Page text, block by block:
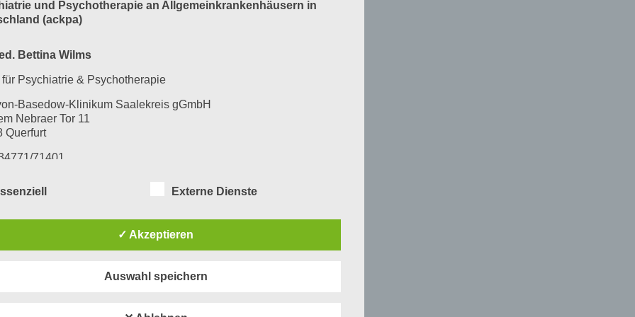
oder Konfrontation?
Geht das ?
und Psychotherapie an Allgemeinkrankenhäusern in
(ackpa)
Bettina Wilms
für Psychiatrie & Psychotherapie
Basedow-Klinikum Saalekreis gGmbH
Nebraer Tor 11
Querfurt
71401
b.wilms(at)klinikum-saalekreis.de
(z.B., Namen, Adressen).
(z.B., Texteingaben, Fotografien, Videos).
Externe Dienste
✓ Akzeptieren
Auswahl speichern